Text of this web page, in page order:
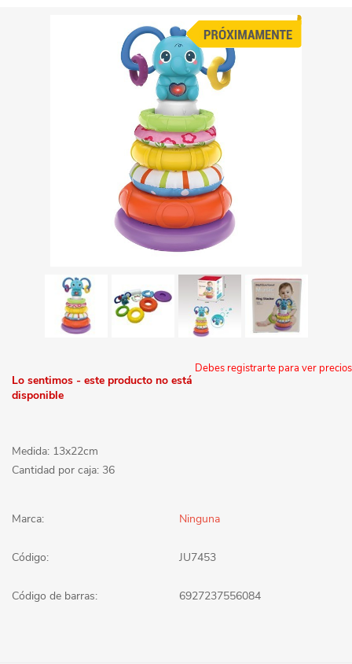
Debes registrarte para ver precios
Lo sentimos - este producto no está
disponible
Medida: 13x22cm
Cantidad por caja: 36
Marca: Ninguna
Código: JU7453
Código de barras: 6927237556084